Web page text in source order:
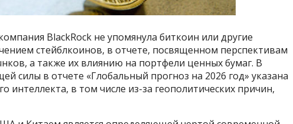
BlackRock не упомянула биткоин или другие
стейблкоинов, в отчете, посвященном перспективам
а также их влиянию на портфели ценных бумаг. В
силы в отчете «Глобальный прогноз на 2026 год» указана
интеллекта, в том числе из-за геополитических причин,